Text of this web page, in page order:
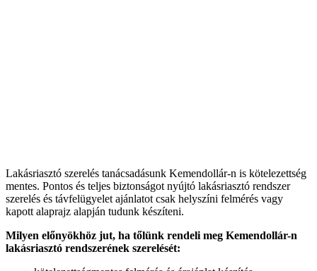
Lakásriasztó szerelés tanácsadásunk Kemendollár-n is kötelezettség
mentes. Pontos és teljes biztonságot nyújtó lakásriasztó rendszer
szerelés és távfelügyelet ajánlatot csak helyszíni felmérés vagy
kapott alaprajz alapján tudunk készíteni.
Milyen előnyökhöz jut, ha tőlünk rendeli meg Kemendollár-n
lakásriasztó rendszerének szerelését: